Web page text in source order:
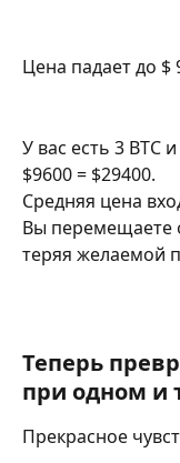
Цена падает до $
У вас есть 3 BTC
$9600 = $29400.
Средняя цена
Вы перемещаете
теряя желаемой
Теперь
при одном и
Прекрасное